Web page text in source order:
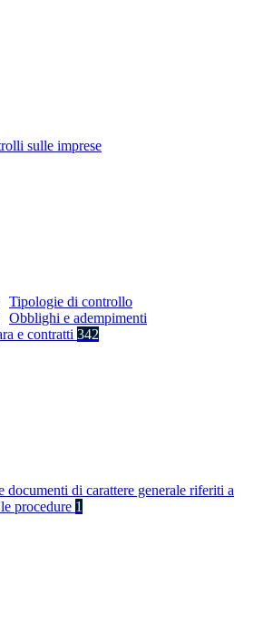
sulle imprese
Tipologie di controllo
Obblighi e adempimenti
e contratti 342
documenti di carattere generale riferiti a
procedure 1